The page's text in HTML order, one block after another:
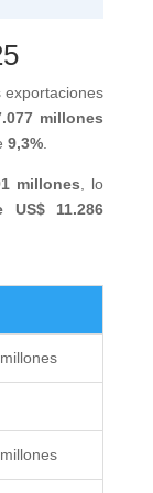
exportaciones
millones
9,3%.
millones , lo
US$ 11.286